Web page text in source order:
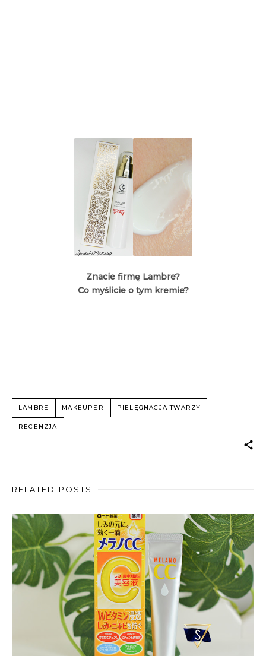
Znacie firmę Lambre?
Co myślicie o tym kremie?
LAMBRE MAKEUPER PIELĘGNACJA TWARZY
RECENZJA
RELATED POSTS